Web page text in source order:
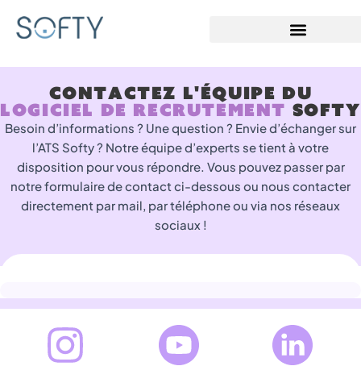
Contactez l'équipe du
logiciel de recrutement Softy
Besoin d’informations ? Une question ? Envie d’échanger sur
l’ATS Softy ? Notre équipe d’experts se tient à votre
disposition pour vous répondre. Vous pouvez passer par
notre formulaire de contact ci-dessous ou nous contacter
directement par mail, par téléphone ou via nos réseaux
sociaux !